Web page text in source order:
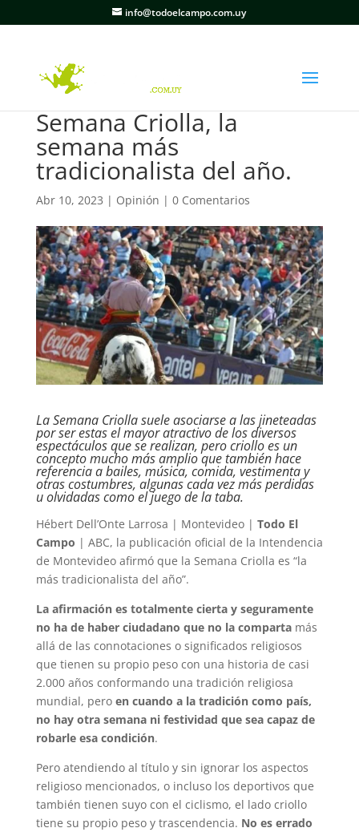
info@todoelcampo.com.uy
Semana Criolla, la
semana más
tradicionalista del año.
Abr 10, 2023 | Opinión | 0 Comentarios
La Semana Criolla suele asociarse a las jineteadas
por ser estas el mayor atractivo de los diversos
espectáculos que se realizan, pero criollo es un
concepto mucho más amplio que también hace
referencia a bailes, música, comida, vestimenta y
otras costumbres, algunas cada vez más perdidas
u olvidadas como el juego de la taba.
Hébert Dell’Onte Larrosa | Montevideo | Todo El
Campo | ABC, la publicación oficial de la Intendencia
de Montevideo afirmó que la Semana Criolla es “la
más tradicionalista del año”.
La afirmación es totalmente cierta y seguramente
no ha de haber ciudadano que no la compartamás
allá de las connotaciones o significados religiosos
que tienen su propio peso con una historia de casi
2.000 años conformando una tradición religiosa
mundial, pero en cuando a la tradición como país,
no hay otra semana ni festividad que sea capaz de
robarle esa condición.
Pero atendiendo al título y sin ignorar los aspectos
religioso mencionados, o incluso los deportivos que
también tienen suyo con el ciclismo, el lado criollo
tiene su propio peso y trascendencia. No es errado